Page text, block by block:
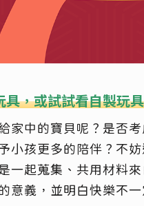
具，或試試看自製玩
家中的寶貝呢？是否
小孩更多的陪伴？不
一起蒐集、共用材料
意義，並明白快樂不